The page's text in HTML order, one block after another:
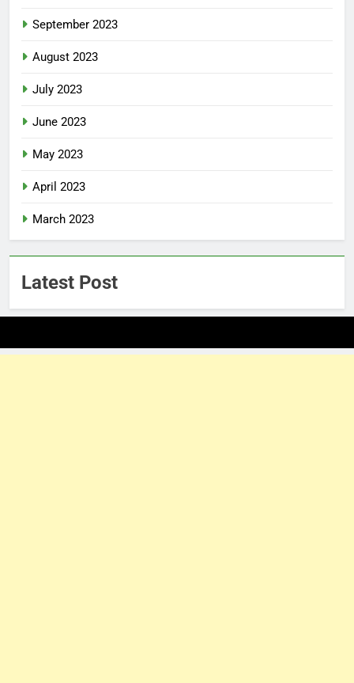
September 2023
August 2023
July 2023
June 2023
May 2023
April 2023
March 2023
Latest Post